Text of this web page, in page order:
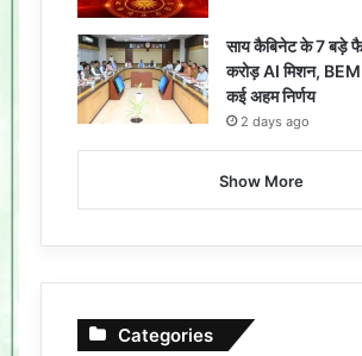
साय कैबिनेट के 7 बड़े
करोड़ AI मिशन,
कई अहम निर्णय
2 days ago
Show More
Categories